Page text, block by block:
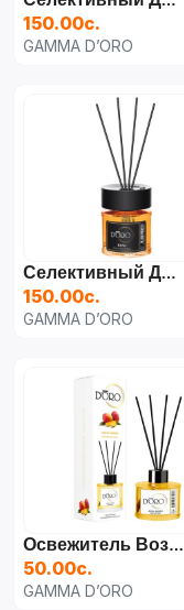
150.00с.
GAMMA D’ORO
Селективный Диффузор "Kirke" Для Дома, Автомобиля И Офиса 100 Мл.
150.00с.
GAMMA D’ORO
Освежитель Воздуха "Королевское Манго" Для Дома, Автомобиля И Офиса 55 Мл. [CLONE]
50.00с.
GAMMA D’ORO